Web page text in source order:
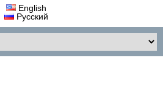
English
Русский